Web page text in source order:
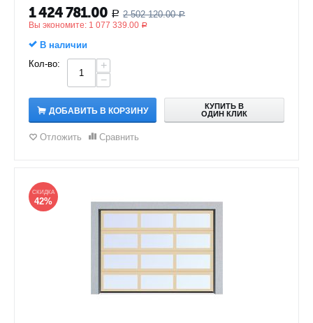
1 424 781.00 Р 2 502 120.00 Р
Вы экономите: 1 077 339.00 Р
В наличии
Кол-во:
+
−
ДОБАВИТЬ В КОРЗИНУ
КУПИТЬ В
ОДИН КЛИК
Отложить Сравнить
СКИДКА
42%